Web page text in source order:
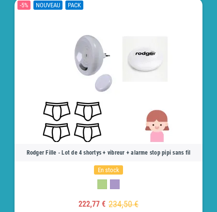
-5% NOUVEAU PACK
Rodger Fille - Lot de 4 shortys + vibreur + alarme stop pipi sans fil
En stock
222,77 € 234,50 €